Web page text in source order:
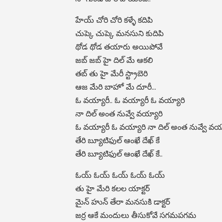
హేయ్ చోరి చోరి కళ్ళే కదిపి
చుప్కె చుప్కె మనసుని కుదిపి
థోడ థోడ తయారు అయిపోవే
జబ్ జబ్ హై దిల్ మే ఆకలి
తబ్ తు హై మేరీ స్ట్రాబెరి
ఆజ మేరి బాహో మే దూరీ...
ఓ వయ్యారీ.. ఓ వయ్యారీ ఓ వయ్యారి
నా దిల్ అంత నువ్వే వయ్యారి
ఓ వయ్యారీ ఓ వయ్యారి నా దిల్ అంత నువ్వే
తేరి బ్యూటిఫుల్ ఆంఖే దేఖ్ కే
తేరి బ్యూటిఫుల్ ఆంఖే దేఖ్ కే..
ఓయ్ ఓయ్ ఓయ్ ఓయ్ ఓయ్
తు హై మేరి కలల యాక్టర్
మైన్ హున్ తేరా మనసుకి డాక్టర్
జర్ర ఆకే మందులు తీసుకోవే సగమపగమ